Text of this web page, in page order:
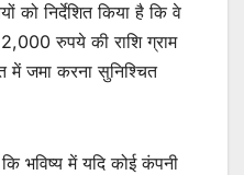
को निर्देशित किया है कि वे
रुपये की राशि ग्राम
में जमा करना सुनिश्चित
भविष्य में यदि कोई कंपनी